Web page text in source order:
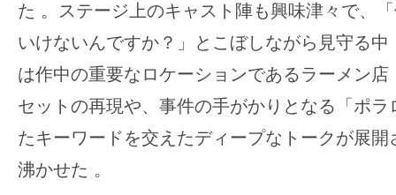
た 。ステージ上のキャスト陣も興味津々で、
いけないんですか？」とこぼしながら見守る中
は作中の重要なロケーションであるラーメン
セットの再現や、事件の手がかりとなる「ポ
たキーワードを交えたディープなトークが展
沸かせた 。